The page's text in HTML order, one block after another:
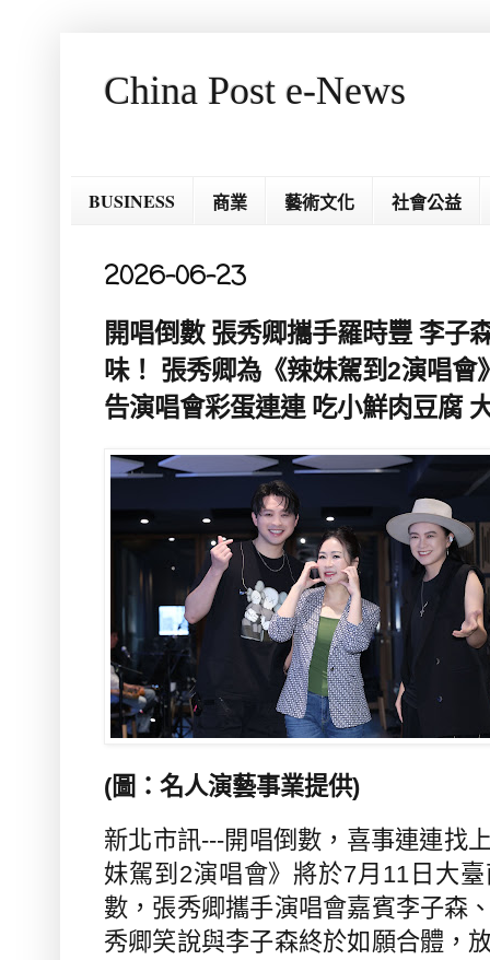
China Post e-News
BUSINESS 商業 藝術文化 社會公益
2026-06-23
開唱倒數 張秀卿攜手羅時豐 李子
味！ 張秀卿為《辣妹駕到2演唱會
告演唱會彩蛋連連 吃小鮮肉豆腐
(圖：名人演藝事業提供)
新北市訊---開唱倒數，喜事連連找
妹駕到 2演唱會》將於7月 11 日大
數，張秀卿攜手演唱會嘉賓李子森
秀卿笑說與李子森終於如願合體，